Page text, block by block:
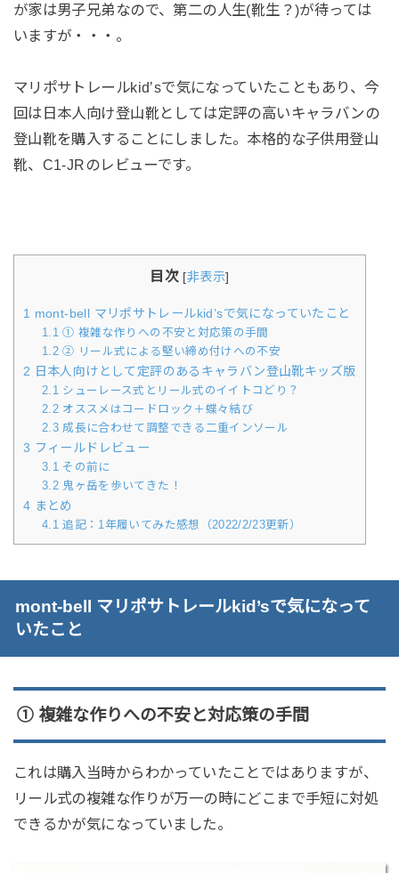
が家は男子兄弟なので、第二の人生(靴生？)が待っては
いますが・・・。
マリポサトレールkid’sで気になっていたこともあり、今
回は日本人向け登山靴としては定評の高いキャラバンの
登山靴を購入することにしました。本格的な子供用登山
靴、C1-JRのレビューです。
目次 [非表示]
1 mont-bell マリポサトレールkid’sで気になっていたこと
1.1 ① 複雑な作りへの不安と対応策の手間
1.2 ② リール式による堅い締め付けへの不安
2 日本人向けとして定評のあるキャラバン登山靴キッズ版
2.1 シューレース式とリール式のイイトコどり？
2.2 オススメはコードロック＋蝶々結び
2.3 成長に合わせて調整できる二重インソール
3 フィールドレビュー
3.1 その前に
3.2 鬼ヶ岳を歩いてきた！
4 まとめ
4.1 追記：1年履いてみた感想（2022/2/23更新）
mont-bell マリポサトレールkid’sで気になって
いたこと
① 複雑な作りへの不安と対応策の手間
これは購入当時からわかっていたことではありますが、
リール式の複雑な作りが万一の時にどこまで手短に対処
できるかが気になっていました。